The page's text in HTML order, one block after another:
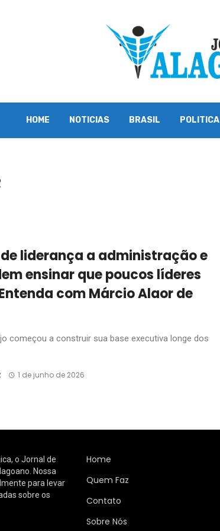
HOME NOTICIAS BRASIL POLITICA
liderança a administração e
ensinar que poucos líderes
com Márcio Alaor de
começou a construir sua base executiva longe dos
1 de junho de 2026
o Jornal de
Nossa
para levar
sobre os
Home
Quem Faz
Contato
Sobre Nós